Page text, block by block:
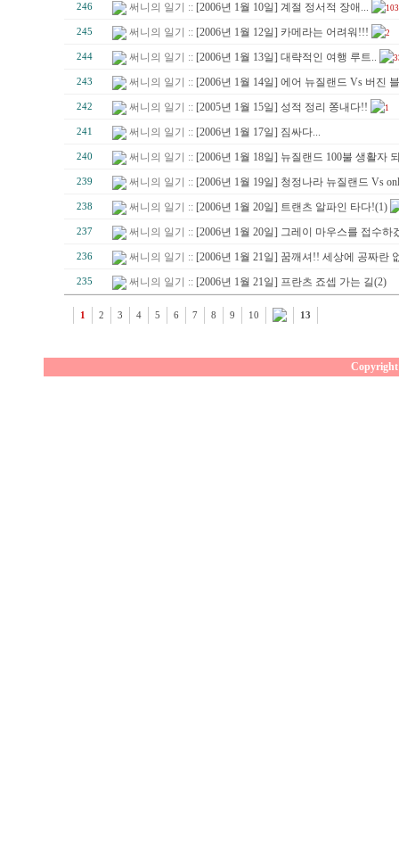
246 써니의 일기 :: [2006년 1월 10일] 계절 정서적 장애... 103
245 써니의 일기 :: [2006년 1월 12일] 카메라는 어려워!!! 2
244 써니의 일기 :: [2006년 1월 13일] 대략적인 여행 루트..
243 써니의 일기 :: [2006년 1월 14일] 에어 뉴질랜드 Vs 버진
242 써니의 일기 :: [2005년 1월 15일] 성적 정리 쫑내다!! 1
241 써니의 일기 :: [2006년 1월 17일] 짐싸다...
240 써니의 일기 :: [2006년 1월 18일] 뉴질랜드 100불 생활자
239 써니의 일기 :: [2006년 1월 19일] 청정나라 뉴질랜드 Vs
238 써니의 일기 :: [2006년 1월 20일] 트랜츠 알파인 타다!(1)
237 써니의 일기 :: [2006년 1월 20일] 그레이 마우스를 접수하
236 써니의 일기 :: [2006년 1월 21일] 꿈깨셔!! 세상에 공짜란
235 써니의 일기 :: [2006년 1월 21일] 프란츠 죠셉 가는 길(2)
1 2 3 4 5 6 7 8 9 10 13
Copyright